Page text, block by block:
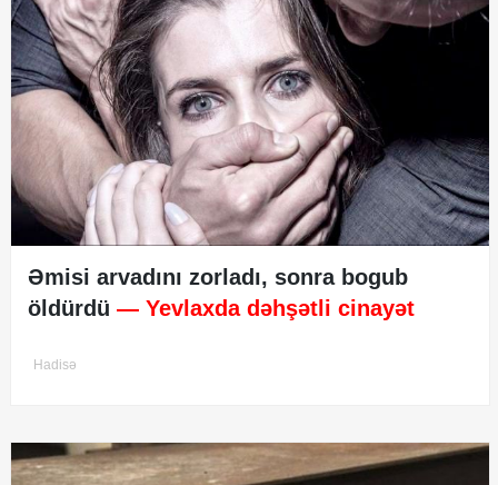
Əmisi arvadını zorladı, sonra bogub
öldürdü — Yevlaxda dəhşətli cinayət
Hadisə